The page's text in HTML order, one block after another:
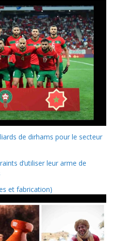
de dirhams pour le secteur
d’utiliser leur arme de
et fabrication)